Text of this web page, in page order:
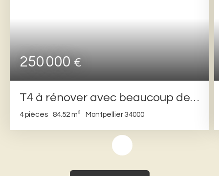
250 000€
T4 à rénover avec beaucoup de
potentiel
4pièces 84.52 m² Montpellier 34000